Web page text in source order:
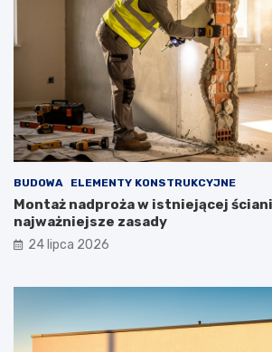
BUDOWA ELEMENTY KONSTRUKCYJNE
Montaż nadproża w istniejącej
najważniejsze zasady
24 lipca 2026